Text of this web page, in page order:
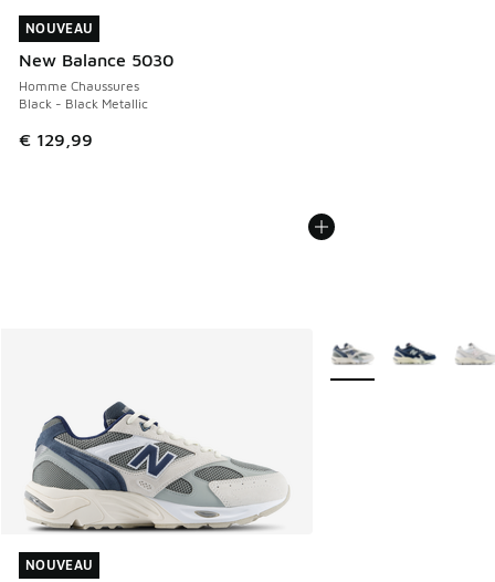
NOUVEAU
New Balance 5030
Homme Chaussures
Black - Black Metallic
€ 129,99
NOUVEAU
NOUVEAU
NOUVEAU
Plus de couleurs